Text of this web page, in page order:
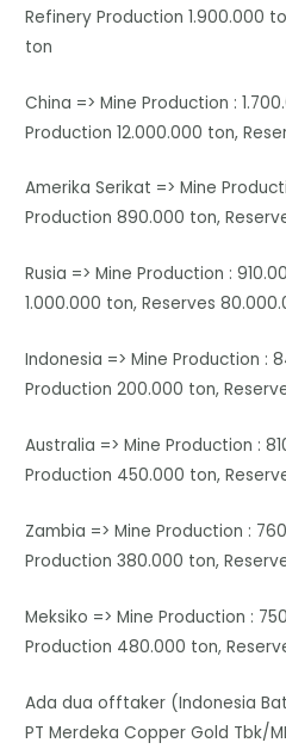
Refinery Production 1.900.000
ton
China => Mine Production :
Production 12.000.000 ton,
Amerika Serikat => Mine
Production 890.000 ton,
Rusia => Mine Production :
1.000.000 ton, Reserves
Indonesia => Mine Production :
Production 200.000 ton,
Australia => Mine Production :
Production 450.000 ton,
Zambia => Mine Production :
Production 380.000 ton,
Meksiko => Mine Production :
Production 480.000 ton,
Ada dua offtaker (Indonesia
PT Merdeka Copper Gold Tbk/